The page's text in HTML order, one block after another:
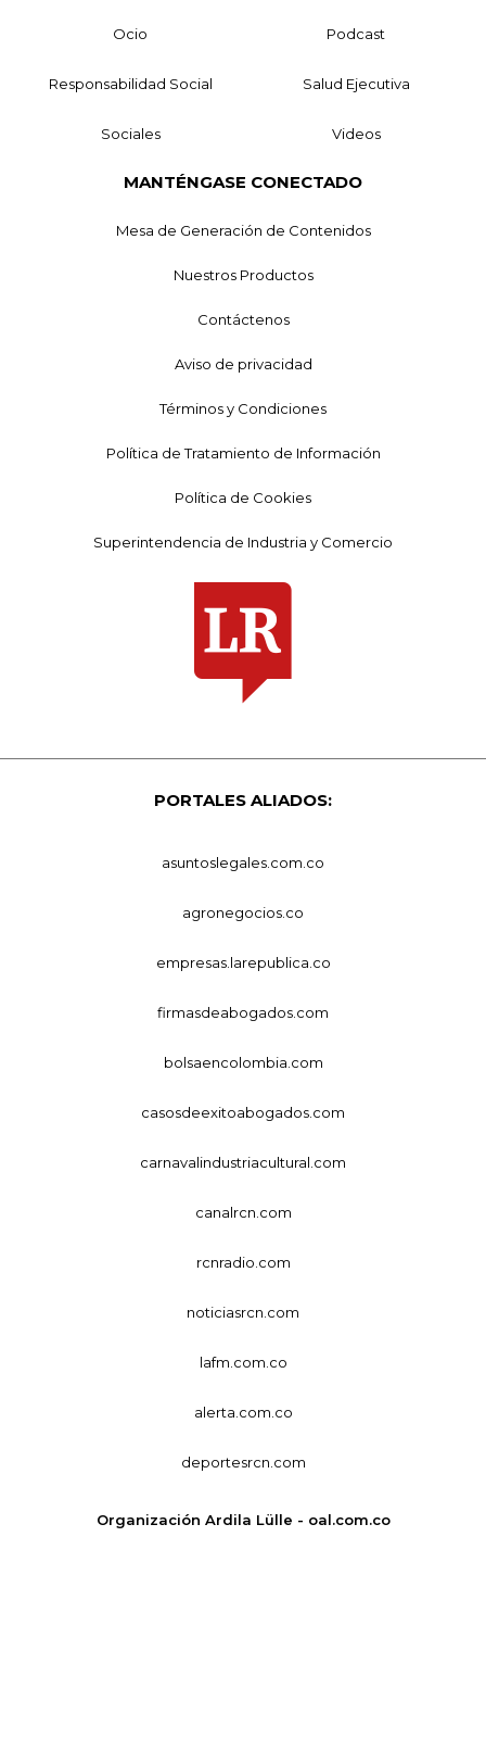
Ocio Podcast
Responsabilidad Social Salud Ejecutiva
Sociales Videos
MANTÉNGASE CONECTADO
Mesa de Generación de Contenidos
Nuestros Productos
Contáctenos
Aviso de privacidad
Términos y Condiciones
Política de Tratamiento de Información
Política de Cookies
Superintendencia de Industria y Comercio
PORTALES ALIADOS:
asuntoslegales.com.co
agronegocios.co
empresas.larepublica.co
firmasdeabogados.com
bolsaencolombia.com
casosdeexitoabogados.com
carnavalindustriacultural.com
canalrcn.com
rcnradio.com
noticiasrcn.com
lafm.com.co
alerta.com.co
deportesrcn.com
Organización Ardila Lülle - oal.com.co